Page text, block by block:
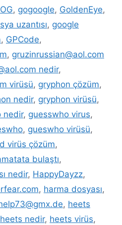
, gogoogle, GoldenEye,
uzantısı, google
, GPCode,
, gruzinrussian@aol.com
nedir,
virüsü, gryphon çözüm,
nedir, gryphon virüsü,
nedir, guesswho virus,
, gueswho virüsü,
virüs çözüm,
bulaştı,
nedir, HappyDayzz,
, harma dosyası,
, heets
heets nedir, heets virüs,